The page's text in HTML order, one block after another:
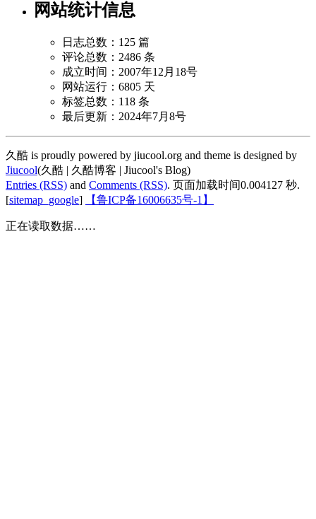
网站统计信息
日志总数：125 篇
评论总数：2486 条
成立时间：2007年12月18号
网站运行：6805 天
标签总数：118 条
最后更新：2024年7月8号
久酷 is proudly powered by jiucool.org and theme is designed by
Jiucool(久酷 | 久酷博客 | Jiucool's Blog)
Entries (RSS) and Comments (RSS). 页面加载时间0.004127 秒.
[sitemap_google] 【鲁ICP备16006635号-1】
正在读取数据……